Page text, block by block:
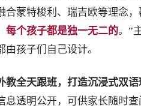
合蒙特梭利、瑞吉欧等理念
每个孩子都是独一无二的。”
孩子们自己设计。
教全天跟班，打造沉浸式双语
息透明公开，可供家长随时查